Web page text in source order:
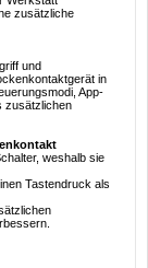
zusätzliche
und
in
App-
zusätzlichen
weshalb sie
Tastendruck als